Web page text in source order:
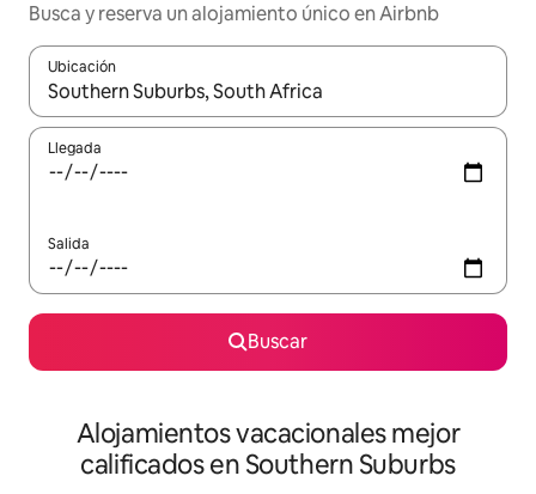
Busca y reserva un alojamiento único en Airbnb
Ubicación
Cuando los resultados estén disponibles, podrás navegar
Llegada
Salida
Buscar
Alojamientos vacacionales mejor
calificados en Southern Suburbs